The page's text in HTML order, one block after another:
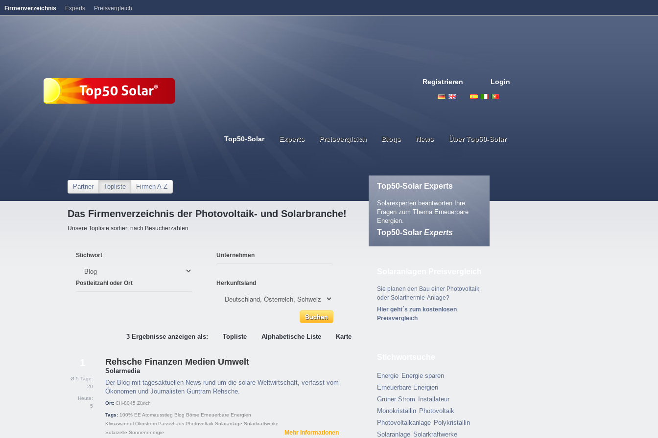
Registrieren Login
Top50-Solar Experts Preisvergleich Blogs News Über Top50-Solar
Partner Topliste Firmen A-Z
Das Firmenverzeichnis der Photovoltaik- und Solarbranche!
Unsere Topliste sortiert nach Besucherzahlen
Stichwort Unternehmen
Postleitzahl oder Ort Herkunftsland
3 Ergebnisse anzeigen als: Topliste Alphabetische Liste Karte
Ø 5 Tage:
20
Heute:
5
Rehsche Finanzen Medien Umwelt
Solarmedia
Der Blog mit tagesaktuellen News rund um die solare Weltwirtschaft, verfasst vom
Ökonomen und Journalisten Guntram Rehsche.
Ort: CH-8045 Zürich
Tags: 100% EE Atomausstieg Blog Börse Erneuerbare Energien
Klimawandel Ökostrom Passivhaus Photovoltaik Solaranlage Solarkraftwerke
Solarzelle Sonnenenergie Mehr Informationen
Top50-Solar Experts
Solarexperten beantworten Ihre
Fragen zum Thema Erneuerbare
Energien.
Top50-Solar Experts
Sie planen den Bau einer Photovoltaik
oder Solarthermie-Anlage?
Hier geht´s zum kostenlosen
Preisvergleich
Energie Energie sparen
Erneuerbare Energien
Grüner Strom
Installateur
Monokristallin Photovoltaik
Photovoltaikanlage Polykristallin
Solaranlage Solarkraftwerke
Firmenverzeichnis Experts Preisvergleich